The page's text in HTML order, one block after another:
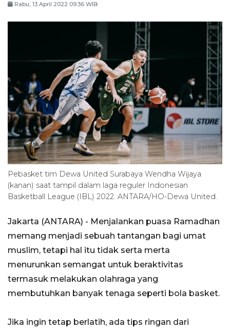
Rabu, 13 April 2022 09:36 WIB
Pebasket tim Dewa United Surabaya Wendha Wijaya
(kanan) saat tampil dalam laga reguler Indonesian
Basketball League (IBL) 2022. ANTARA/HO-Dewa United.
Jakarta (ANTARA) - Menjalankan puasa Ramadhan
memang menjadi sebuah tantangan bagi umat
muslim, tetapi hal itu tidak serta merta
menurunkan semangat untuk beraktivitas
termasuk melakukan olahraga yang
membutuhkan banyak tenaga seperti bola basket.
Jika ingin tetap berlatih, ada tips ringan dari